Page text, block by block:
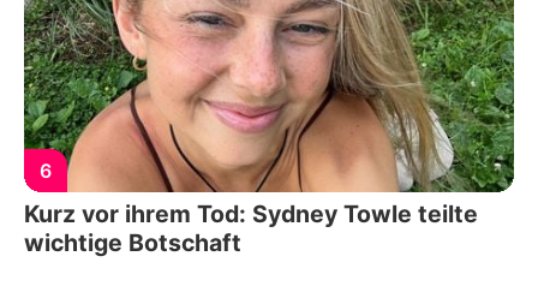
6
Kurz vor ihrem Tod: Sydney Towle teilte
wichtige Botschaft